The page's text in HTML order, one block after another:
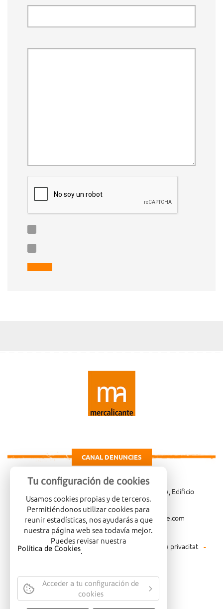
CANAL DENUNCIES
Carretera de Madrid Km. 4, 03007 Alicante, Edificio
Administrativo, planta 3ª
966081001
merca@mercalicante.com
Avís legal Política de cookies
Política de privacitat
Política mediambiental
EMPRESA CERTIFICADA AMB EL
Tu configuración de cookies
Usamos cookies propias y de terceros.
Permitiéndonos utilizar cookies para
reunir estadísticas, nos ayudarás a que
nuestra página web sea todavía mejor.
Puedes revisar nuestra
Política de Cookies.
Acceder a tu configuración de
cookies